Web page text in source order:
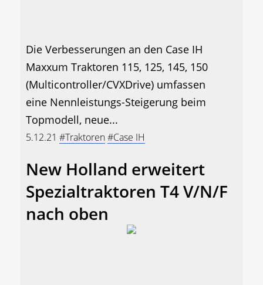
Die Verbesserungen an den Case IH
Maxxum Traktoren 115, 125, 145, 150
(Multicontroller/CVXDrive) umfassen
eine Nennleistungs-Steigerung beim
Topmodell, neue...
5.12.21 #Traktoren#Case IH
New Holland erweitert
Spezialtraktoren T4 V/N/F
nach oben